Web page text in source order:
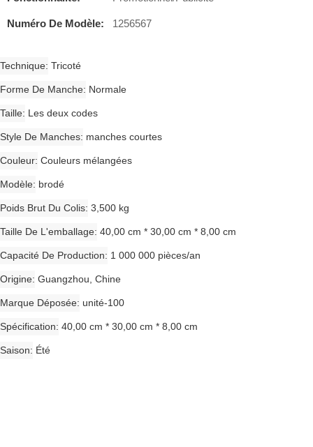
Numéro De Modèle: 1256567
Technique Tricoté
Forme De Manche Normale
Taille Les deux codes
Style De Manches manches courtes
Couleur Couleurs mélangées
Modèle brodé
Poids Brut Du Colis 3,500 kg
Taille De L'emballage 40,00 cm * 30,00 cm * 8,00 cm
Capacité De Production 1 000 000 pièces/an
Origine Guangzhou, Chine
Marque Déposée unité-100
Spécification 40,00 cm * 30,00 cm * 8,00 cm
Saison Été